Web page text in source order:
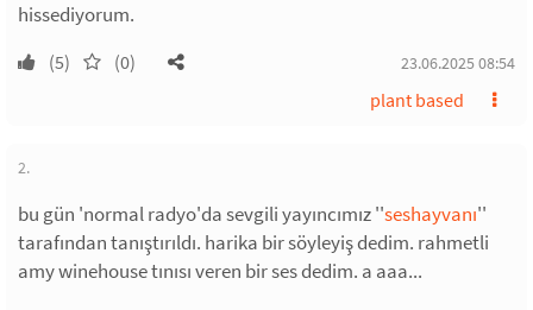
hissediyorum.
(5) (0) 23.06.2025 08:54
plant based
2.
bu gün 'normal radyo'da sevgili yayıncımız ''seshayvanı''
tarafından tanıştırıldı. harika bir söyleyiş dedim. rahmetli
amy winehouse tınısı veren bir ses dedim. a aaa...